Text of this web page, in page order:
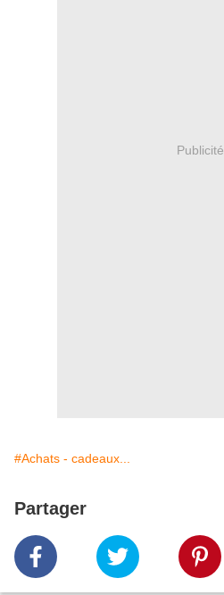
Publicité
#Achats - cadeaux...
Partager